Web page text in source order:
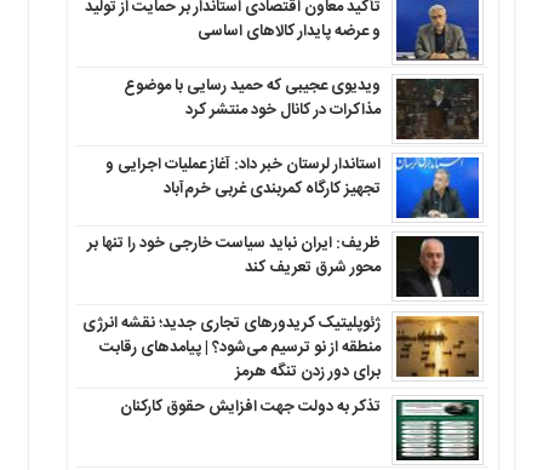
تأکید معاون اقتصادی استاندار بر حمایت از تولید
و عرضه پایدار کالاهای اساسی
ویدیوی عجیبی که حمید رسایی با موضوع
مذاکرات در کانال خود منتشر کرد
استاندار لرستان خبر داد: آغاز عملیات اجرایی و
تجهیز کارگاه کمربندی غربی خرم‌آباد
ظریف: ایران نباید سیاست خارجی خود را تنها بر
محور شرق تعریف کند
ژئوپلیتیک کریدورهای تجاری جدید؛ نقشه انرژی
منطقه‌ از نو ترسیم می‌شود؟ | پیامدهای رقابت
برای دور زدن تنگه هرمز
تذکر به دولت جهت افزایش حقوق کارکنان ‌